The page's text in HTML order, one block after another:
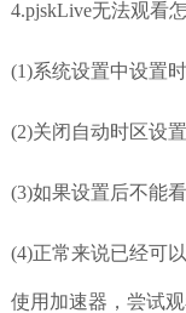
4.pjskLive无法观看
(1)系统设置中设置
(2)关闭自动时区设置
(3)如果设置后不能
(4)正常来说已经可
使用加速器，尝试